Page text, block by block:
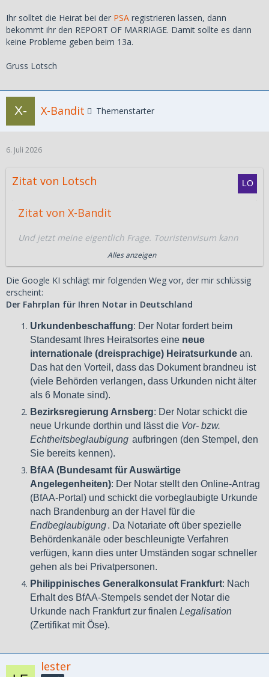
Ihr solltet die Heirat bei der PSA registrieren lassen, dann
bekommt ihr den REPORT OF MARRIAGE. Damit sollte es dann
keine Probleme geben beim 13a.
Gruss Lotsch
X-Bandit Themenstarter
6. Juli 2026
Zitat von Lotsch
Zitat von X-Bandit
Und jetzt meine eigentlich Frage. Touristenvisum kann
und muss danach dann das Land einmal verlassen. Dazu
eingereist bin, gilt das für mich nicht, ich könne das
endlos velängern lassen und bräuchte die Philippinen
nie verlassen.
Kann das irgendjemand bestätigen?
Liebe Grüße Stephan
Wenn du dich auf diese Aussage verlässt wirst du sicher
Ärger bekommen.
Ich bin auch mit BalikBayan eingereist und habe dann alle 2
Monate verlängert, mir wurde bei der letzten Verlängerung
vor Ablauf der 3 Jahre gesagt das ich mich rechtzeitig um
die Formalitäten zur Ausreise kümmern soll.
Ihr solltet die Heirat bei der
bekommt ihr den REPORT OF MARRIAGE. Damit sollte es
dann keine Probleme geben beim 13a.
Gruss Lotsch
Alles anzeigen
Die Google KI schlägt mir folgenden Weg vor, der mir schlüssig
erscheint:
Der Fahrplan für Ihren Notar in Deutschland
Urkundenbeschaffung: Der Notar fordert beim
Standesamt Ihres Heiratsortes eine neue
internationale (dreisprachige) Heiratsurkunde an.
Das hat den Vorteil, dass das Dokument brandneu ist
(viele Behörden verlangen, dass Urkunden nicht älter
als 6 Monate sind).
Bezirksregierung Arnsberg: Der Notar schickt die
neue Urkunde dorthin und lässt die Vor- bzw.
Echtheitsbeglaubigung aufbringen (den Stempel, den
Sie bereits kennen).
BfAA (Bundesamt für Auswärtige
Angelegenheiten): Der Notar stellt den Online-Antrag
(BfAA-Portal) und schickt die vorbeglaubigte Urkunde
nach Brandenburg an der Havel für die
Endbeglaubigung. Da Notariate oft über spezielle
Behördenkanäle oder beschleunigte Verfahren
verfügen, kann dies unter Umständen sogar schneller
gehen als bei Privatpersonen.
Philippinisches Generalkonsulat Frankfurt: Nach
Erhalt des BfAA-Stempels sendet der Notar die
Urkunde nach Frankfurt zur finalen Legalisation
(Zertifikat mit Öse).
lester